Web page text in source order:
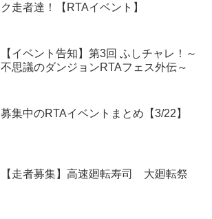
ク走者達！【RTAイベント】
【イベント告知】第3回 ふしチャレ！～
不思議のダンジョンRTAフェス外伝～
募集中のRTAイベントまとめ【3/22】
【走者募集】高速廻転寿司 大廻転祭